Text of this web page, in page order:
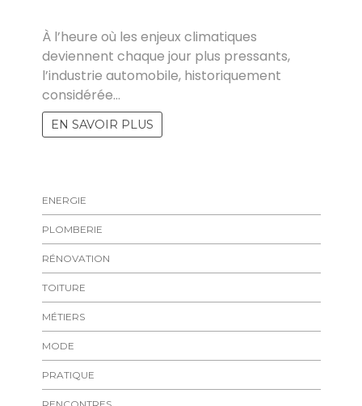
À l’heure où les enjeux climatiques
deviennent chaque jour plus pressants,
l’industrie automobile, historiquement
considérée…
EN SAVOIR PLUS
ENERGIE
PLOMBERIE
RÉNOVATION
TOITURE
MÉTIERS
MODE
PRATIQUE